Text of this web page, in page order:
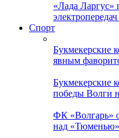
«Лада Ларгус»
Спорт
Букмекерские
явным
Букмекерские
победы Волги
ФК «Волгарь»
над